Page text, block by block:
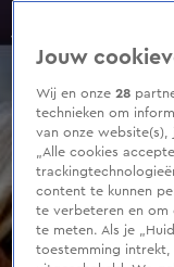
of
Jouw
Wij en onze28
technieken om
van onze
„Alle cookies
content te kunnen
te verbeteren en om
te meten. Als je
toestemming